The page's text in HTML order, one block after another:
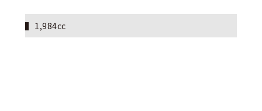
1,984cc